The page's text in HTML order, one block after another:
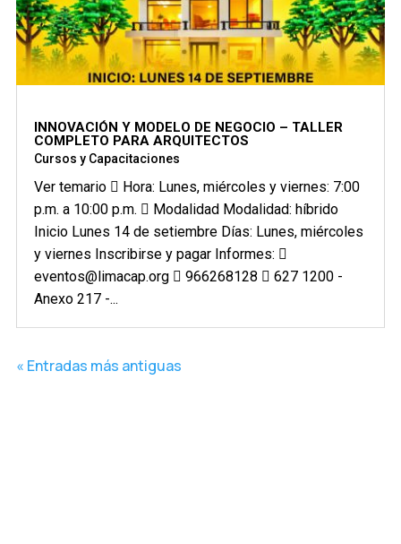
INNOVACIÓN Y MODELO DE NEGOCIO – TALLER
COMPLETO PARA ARQUITECTOS
Cursos y Capacitaciones
Ver temario  Hora: Lunes, miércoles y viernes: 7:00
p.m. a 10:00 p.m.  Modalidad Modalidad: híbrido
Inicio Lunes 14 de setiembre Días: Lunes, miércoles
y viernes Inscribirse y pagar Informes: 
eventos@limacap.org  966268128  627 1200 -
Anexo 217 -...
« Entradas más antiguas